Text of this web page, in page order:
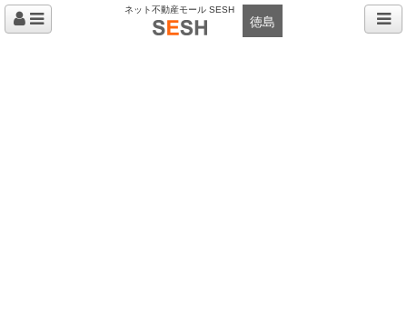
ネット不動産モール SESH
徳島